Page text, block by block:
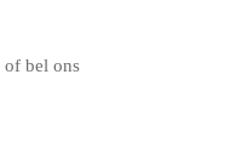
of bel ons